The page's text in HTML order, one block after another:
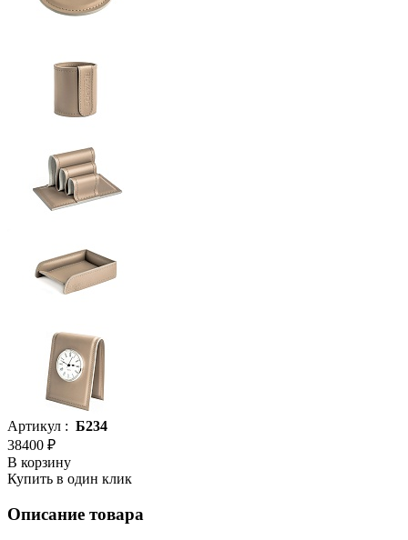
Артикул : Б234
38400 ₽
В корзину
Купить в один клик
Описание товара